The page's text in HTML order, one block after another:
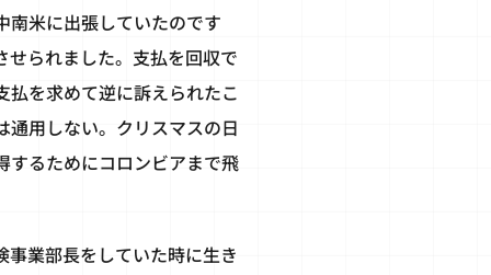
南米に出張していたのです
られました。支払を回収で
を求めて逆に訴えられたこ
用しない。クリスマスの日
するためにコロンビアまで飛
業部長をしていた時に生き